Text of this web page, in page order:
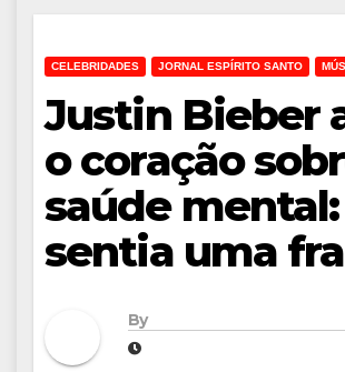
CELEBRIDADES JORNAL ESPÍRITO SANTO
Justin Bieber
o coração
saúde mental:
sentia uma
By